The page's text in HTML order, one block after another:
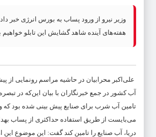
وزیر نیرو از ورود پساب به بورس انرژی خبر
هفته‌های آینده شاهد گشایش این تابلو خواهیم
علی‌اکبر محرابیان در حاشیه مراسم رونمایی از
تامین آب شرب برای صنایع پیش بینی شده بود که
می‌بایست از طریق استفاده حداکثری از پساب
دریا، آب صنایع را تامین کند گفت: این موضوع این